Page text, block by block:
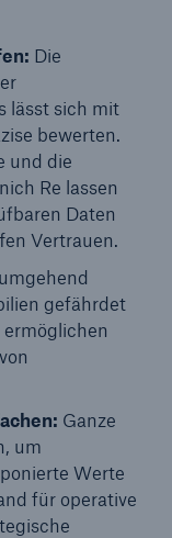
Die
lässt sich mit
bewerten.
und die
Re lassen
Daten
Vertrauen.
gefährdet
Ganze
um
Werte
für operative